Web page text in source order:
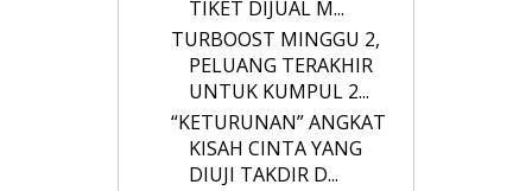
TIKET DIJUAL M...
TURBOOST MINGGU 2,
PELUANG TERAKHIR
UNTUK KUMPUL 2...
“KETURUNAN” ANGKAT
KISAH CINTA YANG
DIUJI TAKDIR D...